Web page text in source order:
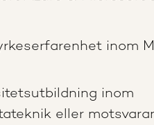
inom
inom
eller